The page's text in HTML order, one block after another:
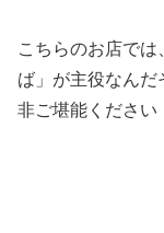
こちらのお店では
ば」が主役なんだ
非ご堪能ください